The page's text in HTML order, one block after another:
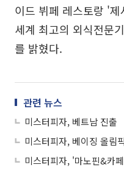
이드 뷔페 레스토랑 '
세계 최고의 외식전문
를 밝혔다.
관련 뉴스
미스터피자, 베트남 진출
미스터피자, 베이징 올림
미스터피자, '마노핀&카